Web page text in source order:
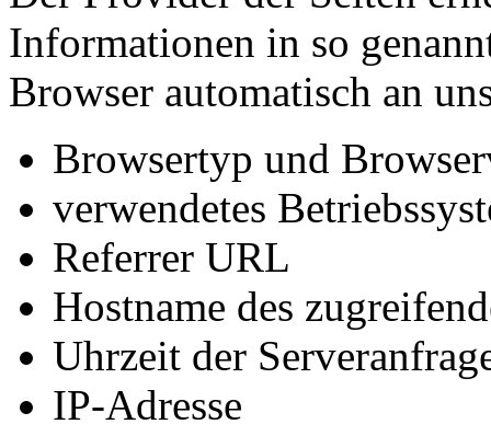
Informationen in so
Browser automatisch an
Browsertyp und
verwendetes
Referrer URL
Hostname des
Uhrzeit der
IP-Adresse